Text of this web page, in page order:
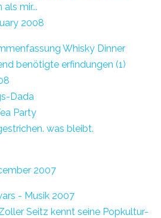
als mir...
2008
Whisky Dinner
benötigte erfindungen (1)
Dada
Party
was bleibt.
2007
- Musik 2007
Seitz kennt seine Popkultur-